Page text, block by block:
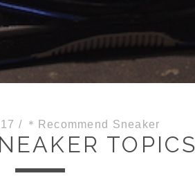
/ ＊Recommend Sneaker